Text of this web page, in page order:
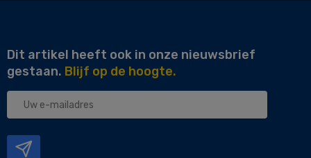
Dit artikel heeft ook in onze nieuwsbrief
gestaan. Blijf op de hoogte.
Uw